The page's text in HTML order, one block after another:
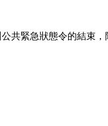
共緊急狀態令的結束